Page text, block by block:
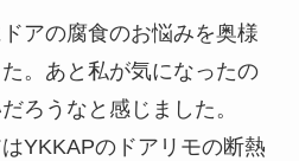
アの腐食のお悩みを奥様
。あと私が気になったの
ろうなと感じました。
YKKAPのドアリモの断熱